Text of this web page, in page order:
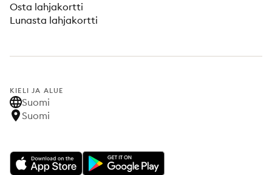
Osta lahjakortti
Lunasta lahjakortti
KIELI JA ALUE
Suomi
Suomi